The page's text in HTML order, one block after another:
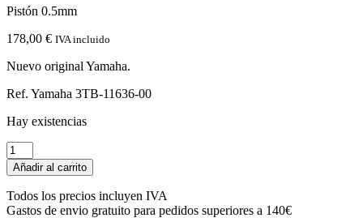
Pistón 0.5mm
178,00 € IVA incluido
Nuevo original Yamaha.
Ref. Yamaha 3TB-11636-00
Hay existencias
Pistón
0.5mm
cantidad
Añadir al carrito
Todos los precios incluyen IVA
Gastos de envio gratuito para pedidos superiores a 140€